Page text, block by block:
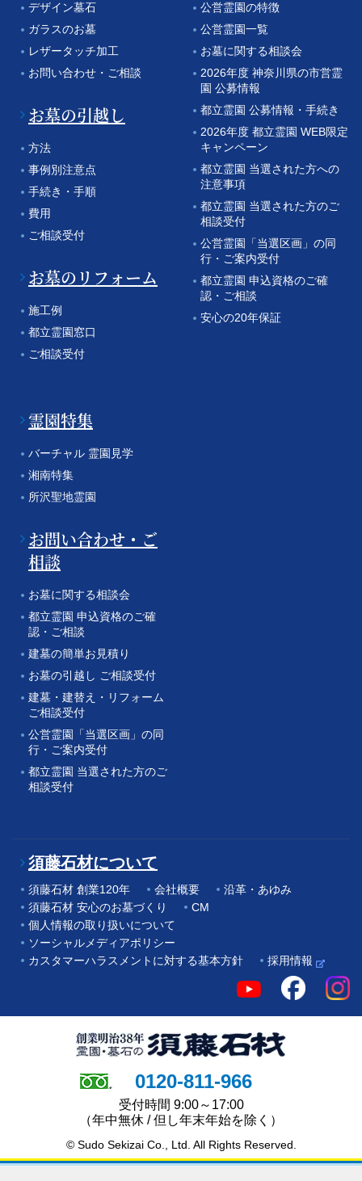
デザイン墓石
ガラスのお墓
レザータッチ加工
お問い合わせ・ご相談
お墓の引越し
方法
事例別注意点
手続き・手順
費用
ご相談受付
お墓のリフォーム
施工例
都立霊園窓口
ご相談受付
公営霊園の特徴
公営霊園一覧
お墓に関する相談会
2026年度 神奈川県の市営霊
園 公募情報
都立霊園 公募情報・手続き
2026年度 都立霊園 WEB限定
キャンペーン
都立霊園 当選された方への
注意事項
都立霊園 当選された方のご
相談受付
公営霊園「当選区画」の同
行・ご案内受付
都立霊園 申込資格のご確
認・ご相談
安心の20年保証
霊園特集
バーチャル 霊園見学
湘南特集
所沢聖地霊園
お問い合わせ・ご
相談
お墓に関する相談会
都立霊園 申込資格のご確
認・ご相談
建墓の簡単お見積り
お墓の引越し ご相談受付
建墓・建替え・リフォーム
ご相談受付
公営霊園「当選区画」の同
行・ご案内受付
都立霊園 当選された方のご
相談受付
須藤石材について
須藤石材 創業120年 会社概要
沿革・あゆみ
須藤石材 安心のお墓づくり
CM
個人情報の取り扱いについて
ソーシャルメディアポリシー
カスタマーハラスメントに対する基本方針
採用情報
0120-811-966
受付時間 9:00～17:00
（年中無休 / 但し年末年始を除く）
© Sudo Sekizai Co., Ltd. All Rights Reserved.